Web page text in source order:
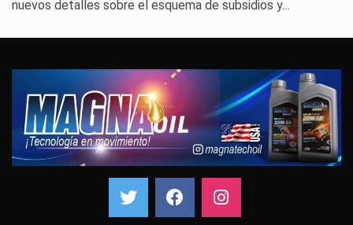
nuevos detalles sobre el esquema de subsidios y…